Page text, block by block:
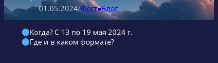
01.05.2024/Фест●Блог
Когда? С 13 по 19 мая 2024 г.
Где и в каком формате?